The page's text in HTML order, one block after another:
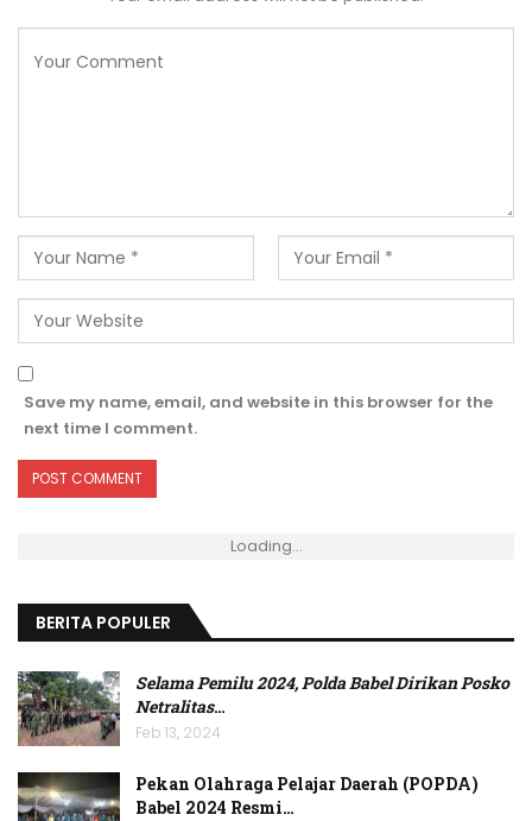
Save my name, email, and website in this browser for the
next time I comment.
Loading...
BERITA POPULER
Selama Pemilu 2024, Polda Babel Dirikan Posko
Netralitas…
Feb 13, 2024
Pekan Olahraga Pelajar Daerah (POPDA)
Babel 2024 Resmi…